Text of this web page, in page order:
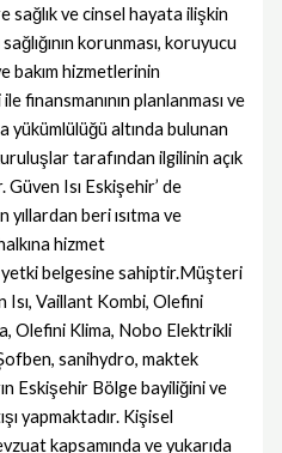
sağlık ve cinsel hayata ilişkin
korunması, koruyucu
bakım hizmetlerinin
finansmanının planlanması ve
yükümlülüğü altında bulunan
tarafından ilgilinin açık
Güven Isı Eskişehir’ de
yıllardan beri ısıtma ve
hizmet
yetki belgesine sahiptir.Müşteri
Isı, Vaillant Kombi, Olefini
Olefini Klima, Nobo Elektrikli
sanihydro, maktek
Eskişehir Bölge bayiliğini ve
yapmaktadır. Kişisel
kapsamında ve yukarıda